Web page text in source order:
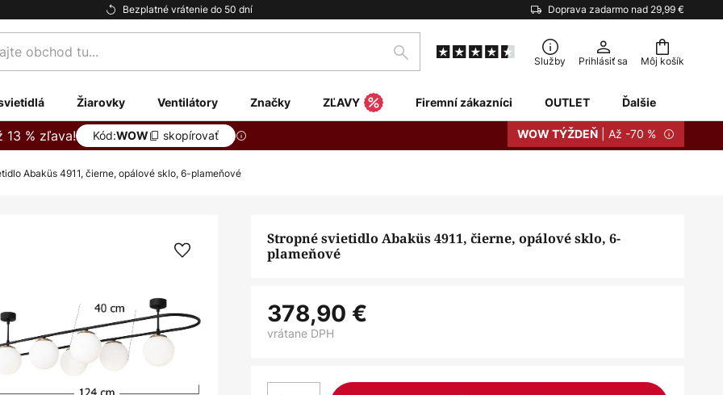
Bezplatné vrátenie do 50 dní Doprava zadarmo nad 29,99 €
Môj košík
Hľadať Služby Prihlásiť sa
Žiarovky Ventilátory Značky ZĽAVY Firemní zákazníci OUTLET Ďalšie
13 % zľava! Kód:WOW skopírovať WOW TÝŽDEŇ | Až -70 %
Abaküs 4911, čierne, opálové sklo, 6-plameňové
Stropné svietidlo Abaküs 4911, čierne, opálové sklo, 6-
plameňové
378,90 €
vrátane DPH